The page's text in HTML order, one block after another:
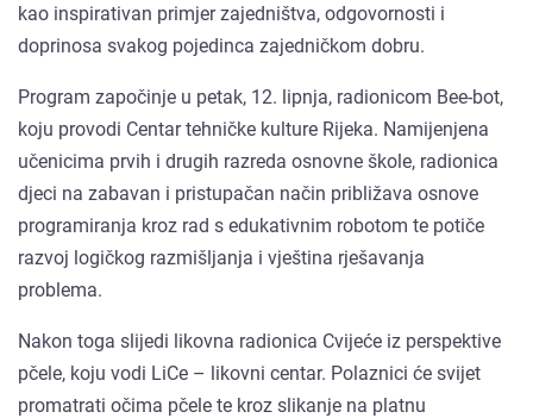
kao inspirativan primjer zajedništva, odgovornosti i
doprinosa svakog pojedinca zajedničkom dobru.
Program započinje u petak, 12. lipnja, radionicom Bee-bot,
koju provodi Centar tehničke kulture Rijeka. Namijenjena
učenicima prvih i drugih razreda osnovne škole, radionica
djeci na zabavan i pristupačan način približava osnove
programiranja kroz rad s edukativnim robotom te potiče
razvoj logičkog razmišljanja i vještina rješavanja
problema.
Nakon toga slijedi likovna radionica Cvijeće iz perspektive
pčele, koju vodi LiCe – likovni centar. Polaznici će svijet
promatrati očima pčele te kroz slikanje na platnu